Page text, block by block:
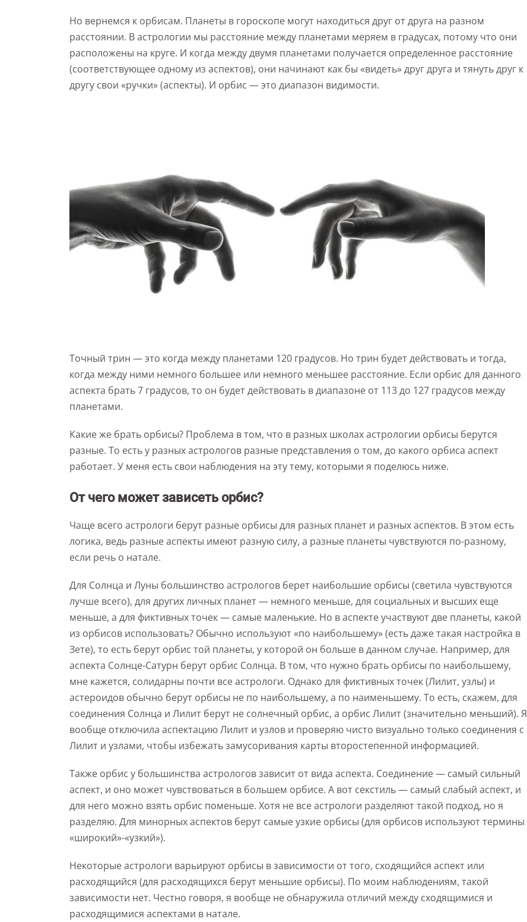
Но вернемся к орбисам. Планеты в гороскопе могут находиться друг от друга на разном
расстоянии. В астрологии мы расстояние между планетами меряем в градусах, потому что они
расположены на круге. И когда между двумя планетами получается определенное расстояние
(соответствующее одному из аспектов), они начинают как бы «видеть» друг друга и тянуть друг к
другу свои «ручки» (аспекты). И орбис — это диапазон видимости.
Точный трин — это когда между планетами 120 градусов. Но трин будет действовать и тогда,
когда между ними немного большее или немного меньшее расстояние. Если орбис для данного
аспекта брать 7 градусов, то он будет действовать в диапазоне от 113 до 127 градусов между
планетами.
Какие же брать орбисы? Проблема в том, что в разных школах астрологии орбисы берутся
разные. То есть у разных астрологов разные представления о том, до какого орбиса аспект
работает. У меня есть свои наблюдения на эту тему, которыми я поделюсь ниже.
От чего может зависеть орбис?
Чаще всего астрологи берут разные орбисы для разных планет и разных аспектов. В этом есть
логика, ведь разные аспекты имеют разную силу, а разные планеты чувствуются по-разному,
если речь о натале.
Для Солнца и Луны большинство астрологов берет наибольшие орбисы (светила чувствуются
лучше всего), для других личных планет — немного меньше, для социальных и высших еще
меньше, а для фиктивных точек — самые маленькие. Но в аспекте участвуют две планеты, какой
из орбисов использовать? Обычно используют «по наибольшему» (есть даже такая настройка в
Зете), то есть берут орбис той планеты, у которой он больше в данном случае. Например, для
аспекта Солнце-Сатурн берут орбис Солнца. В том, что нужно брать орбисы по наибольшему,
мне кажется, солидарны почти все астрологи. Однако для фиктивных точек (Лилит, узлы) и
астероидов обычно берут орбисы не по наибольшему, а по наименьшему. То есть, скажем, для
соединения Солнца и Лилит берут не солнечный орбис, а орбис Лилит (значительно меньший). Я
вообще отключила аспектацию Лилит и узлов и проверяю чисто визуально только соединения с
Лилит и узлами, чтобы избежать замусоривания карты второстепенной информацией.
Также орбис у большинства астрологов зависит от вида аспекта. Соединение — самый сильный
аспект, и оно может чувствоваться в большем орбисе. А вот секстиль — самый слабый аспект, и
для него можно взять орбис поменьше. Хотя не все астрологи разделяют такой подход, но я
разделяю. Для минорных аспектов берут самые узкие орбисы (для орбисов используют термины
«широкий»-«узкий»).
Некоторые астрологи варьируют орбисы в зависимости от того, сходящийся аспект или
расходящийся (для расходящихся берут меньшие орбисы). По моим наблюдениям, такой
зависимости нет. Честно говоря, я вообще не обнаружила отличий между сходящимися и
расходящимися аспектами в натале.